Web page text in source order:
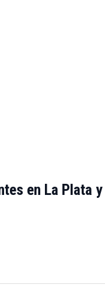
en La Plata y